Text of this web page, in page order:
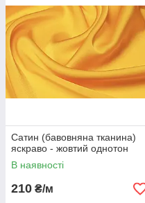
Сатин (бавовняна тканина)
яскраво - жовтий однотон
В наявності
210 ₴/м